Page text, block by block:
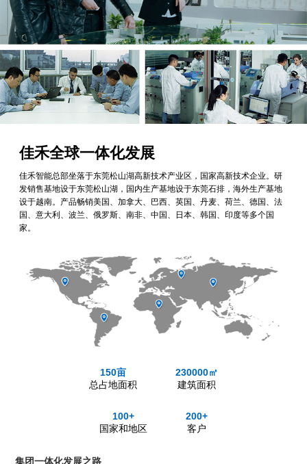
佳禾全球一体化发展
佳禾智能总部坐落于东莞松山湖高新技术产业区，国家高新技术企业。研
发销售基地设于东莞松山湖，国内生产基地设于东莞石排，海外生产基地
设于越南。产品畅销美国、加拿大、巴西、英国、丹麦、荷兰、德国、法
国、意大利、波兰、俄罗斯、南非、中国、日本、韩国、印度等多个国
家。
150亩
总占地面积
230000㎡
建筑面积
100+
国家和地区
200+
客户
集团一体化发展之路